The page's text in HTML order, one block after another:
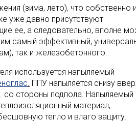
(зима, лето), что собственно и
уже давно присутствуют
ее, а следовательно, вполне
самый эффективный,
так и железобетонного.
используется напыляемый
. ППУ напыляется снизу
со стороны подпола.
материал,
тепло и влаго защиту.